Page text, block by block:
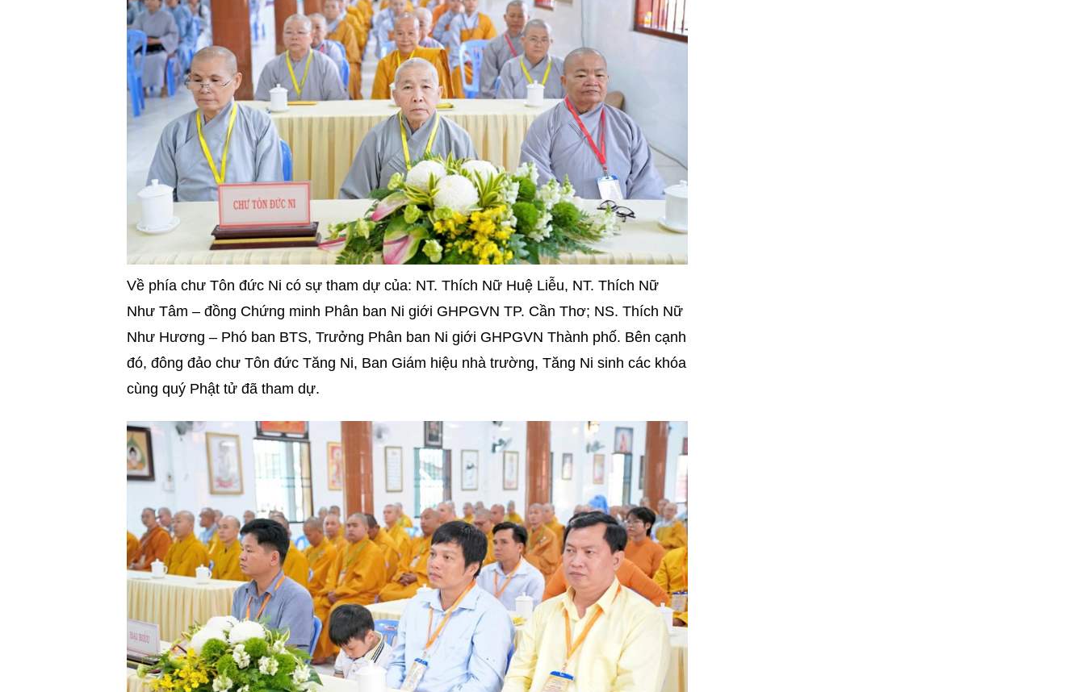
Về phía chư Tôn đức Ni có sự tham dự của: NT. Thích Nữ Huệ Liễu, NT. Thích Nữ
Như Tâm – đồng Chứng minh Phân ban Ni giới GHPGVN TP. Cần Thơ; NS. Thích Nữ
Như Hương – Phó ban BTS, Trưởng Phân ban Ni giới GHPGVN Thành phố. Bên cạnh
đó, đông đảo chư Tôn đức Tăng Ni, Ban Giám hiệu nhà trường, Tăng Ni sinh các khóa
cùng quý Phật tử đã tham dự.